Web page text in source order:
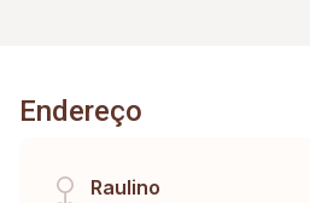
Endereço
Raulino